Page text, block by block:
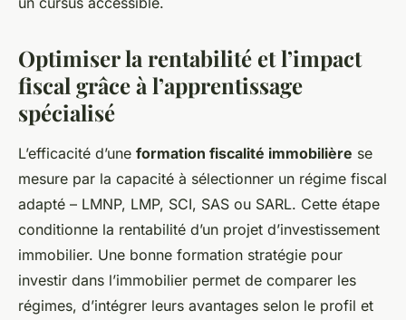
Optimiser la rentabilité et l’impact
fiscal grâce à l’apprentissage
spécialisé
L’efficacité d’une formation fiscalité immobilière se
mesure par la capacité à sélectionner un régime fiscal
adapté – LMNP, LMP, SCI, SAS ou SARL. Cette étape
conditionne la rentabilité d’un projet d’investissement
immobilier. Une bonne formation stratégie pour
investir dans l’immobilier permet de comparer les
régimes, d’intégrer leurs avantages selon le profil et